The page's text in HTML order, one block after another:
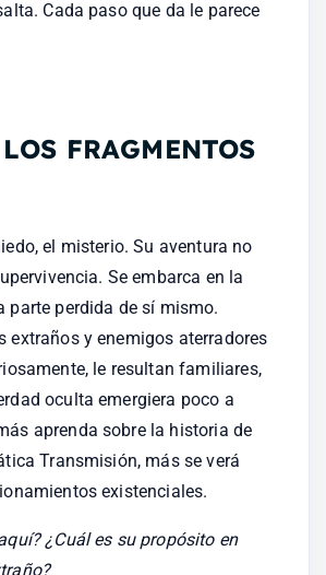
Cada paso que da le parece
FRAGMENTOS
el misterio. Su aventura no
Se embarca en la
parte perdida de sí mismo.
extraños y enemigos aterradores
le resultan familiares,
oculta emergiera poco a
aprenda sobre la historia de
Transmisión, más se verá
existenciales.
¿Cuál es su propósito en